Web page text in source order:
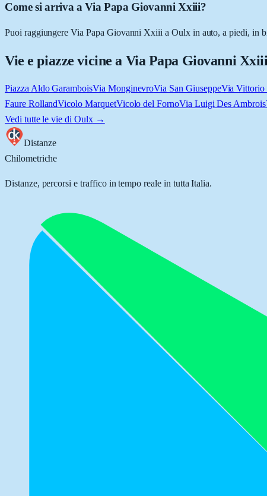
Come si arriva a Via Papa Giovanni Xxiii?
Puoi raggiungere Via Papa Giovanni Xxiii a Oulx in auto, a piedi, in
Vie e piazze vicine a Via Papa Giovanni Xxiii
Piazza Aldo GaramboisVia MonginevroVia San GiuseppeVia Vittorio
Faure RollandVicolo MarquetVicolo del FornoVia Luigi Des Ambrois
Vedi tutte le vie di Oulx→
Distanze
Chilometriche
Distanze, percorsi e traffico in tempo reale in tutta Italia.